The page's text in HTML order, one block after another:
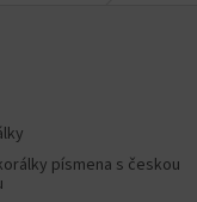
písmena s českou